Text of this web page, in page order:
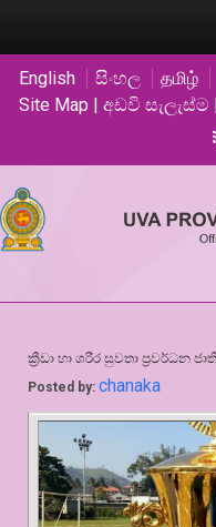
English සිංහල
தமிழ்
Site Map | අඩවි සැලැස්ම
ක්‍රීඩා හා ශරීර සුවතා ප්‍රවර්ධන
Posted by: chanaka